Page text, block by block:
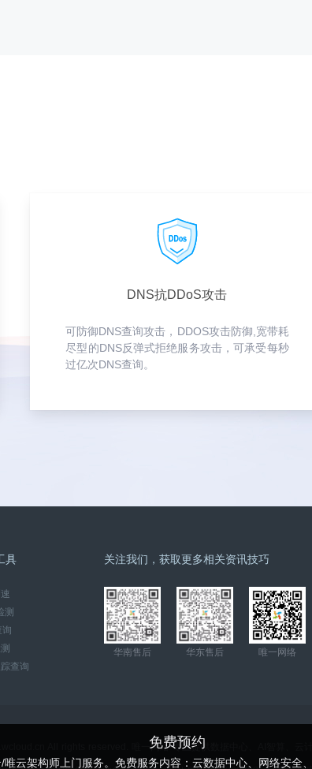
DNS抗DDoS攻击
可防御DNS查询攻击，DDOS攻击防御,宽带耗
尽型的DNS反弹式拒绝服务攻击，可承受每秒
过亿次DNS查询。
具
测
询
查询
关注我们，获取更多相关资讯技巧
华南售后 华东售后 唯一网络
All rights reserved. 唯一网络-专业提供数据中心、AI智算、云
免费预约
云架构师上门服务。免费服务内容：云数据中心、网络安全